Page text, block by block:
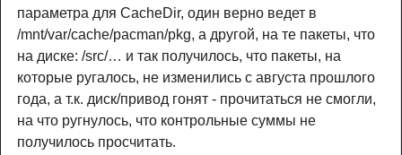
параметра для CacheDir, один верно ведет в
/mnt/var/cache/pacman/pkg, а другой, на те пакеты, что
на диске: /src/… и так получилось, что пакеты, на
которые ругалось, не изменились с августа прошлого
года, а т.к. диск/привод гонят - прочитаться не смогли,
на что ругнулось, что контрольные суммы не
получилось просчитать.